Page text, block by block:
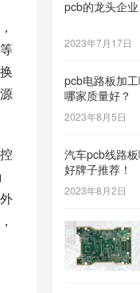
pcb的龙头企
2023年7月17日
pcb电路板加
哪家质量好？
2023年8月5日
汽车pcb线路
好牌子推荐！
2023年8月2日